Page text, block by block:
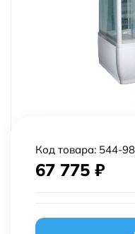
Код товара: 544-
67 775 ₽